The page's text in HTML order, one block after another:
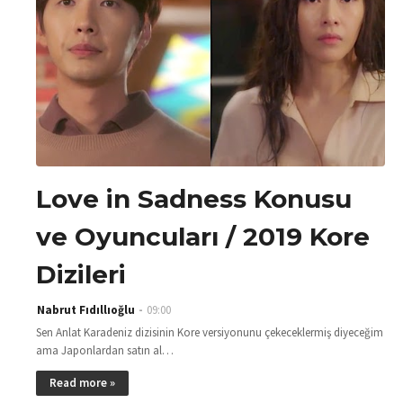
Love in Sadness Konusu
ve Oyuncuları / 2019 Kore
Dizileri
Nabrut Fıdıllıoğlu
09:00
Sen Anlat Karadeniz dizisinin Kore versiyonunu çekeceklermiş diyeceğim
ama Japonlardan satın al…
Read more »